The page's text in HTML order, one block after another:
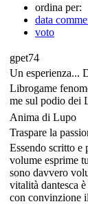
ordina per:
data
voto
gpet74
Un esperienza...
Librogame
me sul podio dei
Anima di Lupo
Traspare la
Essendo scritto e
volume esprime
sono davvero
vitalità dantesca
con convinzione